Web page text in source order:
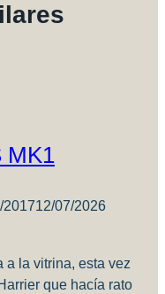
MK1
201712/07/2026
a la vitrina, esta vez
que hacía rato